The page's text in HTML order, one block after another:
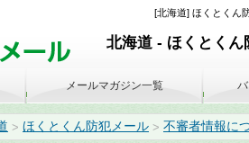
[北海道] ほくとくん
北海道 - ほくとくん
> ほくとくん防犯メール > 不審者情報に
メールマガジン一覧